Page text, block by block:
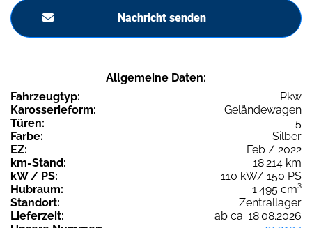
Nachricht senden
Allgemeine Daten:
Fahrzeugtyp:
Pkw
Karosserieform:
Geländewagen
Türen:
5
Farbe:
Silber
EZ:
Feb / 2022
km-Stand:
18.214 km
kW / PS:
110 kW/ 150 PS
Hubraum:
1.495 cm³
Standort:
Zentrallager
Lieferzeit:
ab ca. 18.08.2026